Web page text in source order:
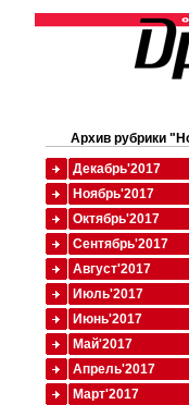
Архив рубрики
Декабрь'2017
Ноябрь'2017
Октябрь'2017
Сентябрь'2017
Август'2017
Июль'2017
Июнь'2017
Май'2017
Апрель'2017
Март'2017